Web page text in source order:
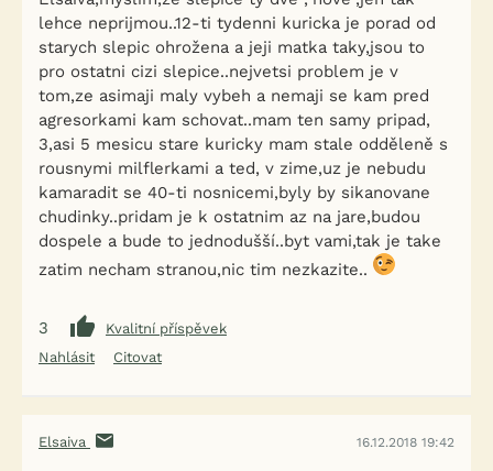
lehce neprijmou..12-ti tydenni kuricka je porad od
starych slepic ohrožena a jeji matka taky,jsou to
pro ostatni cizi slepice..nejvetsi problem je v
tom,ze asimaji maly vybeh a nemaji se kam pred
agresorkami kam schovat..mam ten samy pripad,
3,asi 5 mesicu stare kuricky mam stale odděleně s
rousnymi milflerkami a ted, v zime,uz je nebudu
kamaradit se 40-ti nosnicemi,byly by sikanovane
chudinky..pridam je k ostatnim az na jare,budou
dospele a bude to jednodušší..byt vami,tak je take
zatim necham stranou,nic tim nezkazite..
3
Kvalitní příspěvek
Nahlásit
Citovat
Elsaiva 16.12.2018 19:42